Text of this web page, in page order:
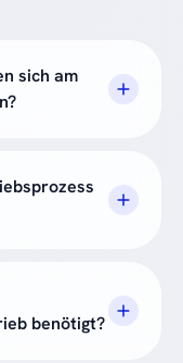
sich am
benötigt?